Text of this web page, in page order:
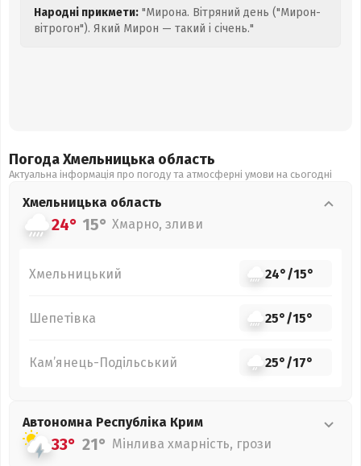
Народні прикмети: "Мирона. Вітряний день ("Мирон-
вітрогон"). Який Мирон — такий і січень."
Погода Хмельницька область
Актуальна інформація про погоду та атмосферні умови на сьогодні
Хмельницька область
24° 15° Хмарно, зливи
Хмельницький 24°/15°
Шепетівка 25°/15°
Кам’янець-Подільський 25°/17°
Автономна Республіка Крим
33° 21° Мінлива хмарність, грози